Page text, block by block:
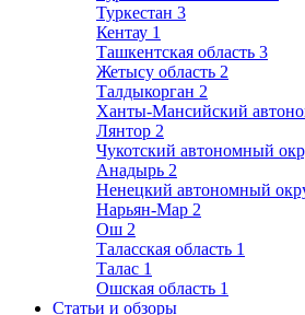
Туркестан 3
Кентау 1
Ташкентская область 3
Жетысу область 2
Талдыкорган 2
Ханты-Мансийский
Лянтор 2
Чукотский автономный
Анадырь 2
Ненецкий автономный
Нарьян-Мар 2
Ош 2
Таласская область 1
Талас 1
Ошская область 1
Статьи и обзоры